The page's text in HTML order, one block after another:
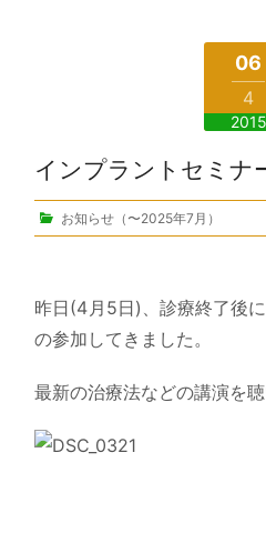
06
4
2015
インプラントセミナ
お知らせ（〜2025年7月）
昨日(4月5日)、診療終了後
の参加してきました。
最新の治療法などの講演を聴